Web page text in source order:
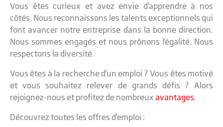
Vous êtes curieux et avez envie d’apprendre à nos
côtés. Nous reconnaissons les talents exceptionnels qui
font avancer notre entreprise dans la bonne direction.
Nous sommes engagés et nous prônons l'égalité. Nous
respectons la diversité.
Vous êtes à la recherche d’un emploi ? Vous êtes motivé
et vous souhaitez relever de grands défis ? Alors
rejoignez-nous et profitez de nombreux avantages.
Découvrez toutes les offres d’emploi :